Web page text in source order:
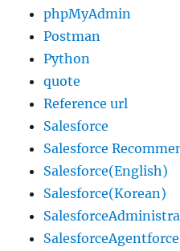
phpMyAdmin
Postman
Python
quote
Reference url
Salesforce
Salesforce
Salesforce(English)
Salesforce(Korean)